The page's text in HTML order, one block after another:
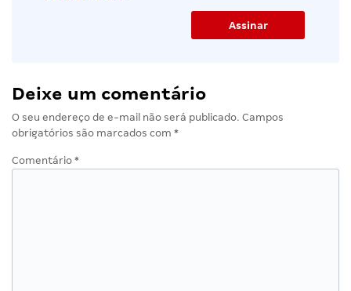
Deixe um comentário
O seu endereço de e-mail não será publicado. Campos
obrigatórios são marcados com *
Comentário *